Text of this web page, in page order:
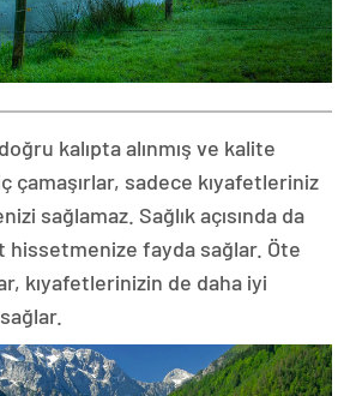
kalıpta alınmış ve kalite
çamaşırlar, sadece kıyafetleriniz
sağlamaz. Sağlık açısında da
hissetmenize fayda sağlar. Öte
kıyafetlerinizin de daha iyi